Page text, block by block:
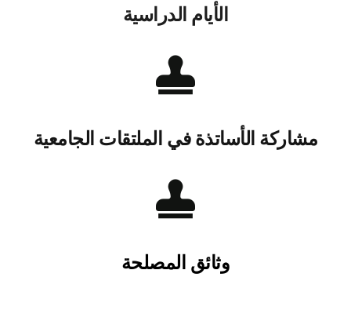
الأيام الدراسية
مشاركة الأساتذة في الملتقات الجامعية
وثائق المصلحة